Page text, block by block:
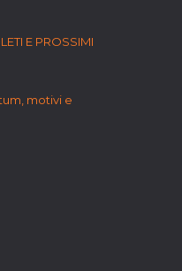
E PROSSIMI
motivi e